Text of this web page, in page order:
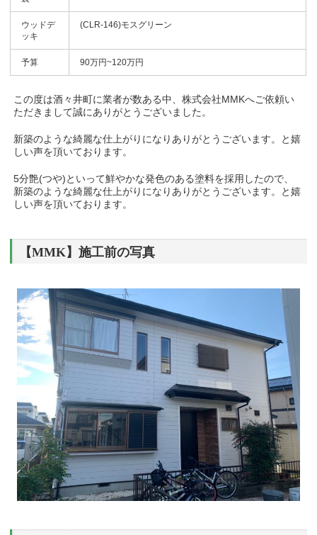
ウッドデ
ッキ
(CLR-146)モスグリーン
予算 90万円~120万円
この度は酒々井町に業者が数ある中、株式会社MMKへご依頼い
ただきまして誠にありがとうございました。
新築のような綺麗な仕上がりになりありがとうございます。と嬉
しい声を頂いております。
5分艶(つや)といって鮮やかな発色のある塗料を採用したので、
新築のような綺麗な仕上がりになりありがとうございます。と嬉
しい声を頂いております。
【MMK】施工前の写真